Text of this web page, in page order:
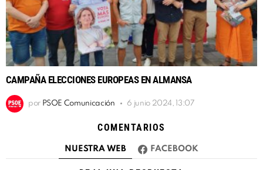
CAMPAÑA ELECCIONES EUROPEAS EN ALMANSA
por PSOE Comunicación 6 junio 2024, 13:07
COMENTARIOS
NUESTRA WEB FACEBOOK